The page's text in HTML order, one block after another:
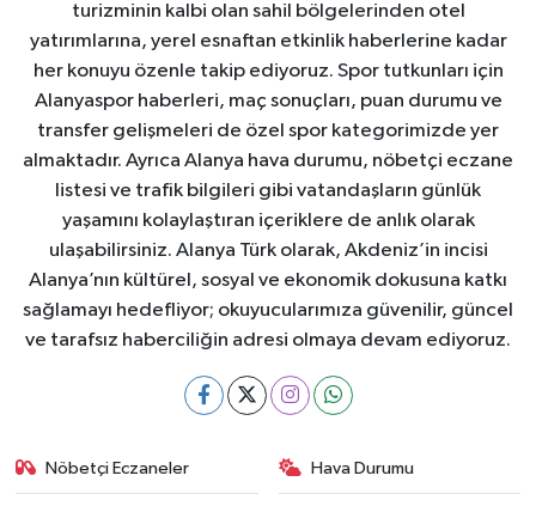
turizminin kalbi olan sahil bölgelerinden otel
yatırımlarına, yerel esnaftan etkinlik haberlerine kadar
her konuyu özenle takip ediyoruz. Spor tutkunları için
Alanyaspor haberleri, maç sonuçları, puan durumu ve
transfer gelişmeleri de özel spor kategorimizde yer
almaktadır. Ayrıca Alanya hava durumu, nöbetçi eczane
listesi ve trafik bilgileri gibi vatandaşların günlük
yaşamını kolaylaştıran içeriklere de anlık olarak
ulaşabilirsiniz. Alanya Türk olarak, Akdeniz’in incisi
Alanya’nın kültürel, sosyal ve ekonomik dokusuna katkı
sağlamayı hedefliyor; okuyucularımıza güvenilir, güncel
ve tarafsız haberciliğin adresi olmaya devam ediyoruz.
Nöbetçi Eczaneler Hava Durumu